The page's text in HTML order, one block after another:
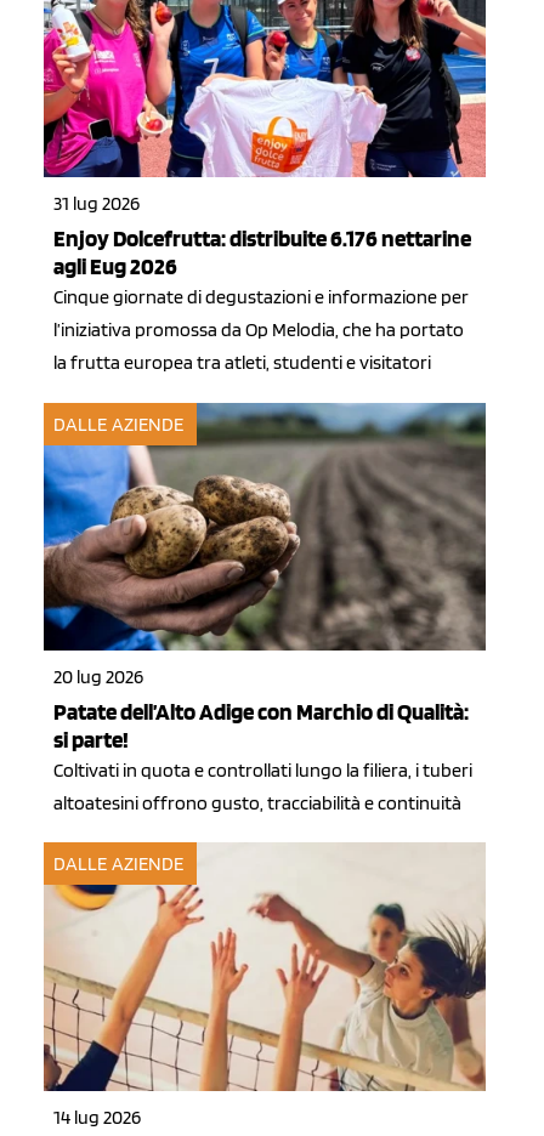
31 lug 2026
Enjoy Dolcefrutta: distribuite 6.176 nettarine
agli Eug 2026
Cinque giornate di degustazioni e informazione per
l’iniziativa promossa da Op Melodia, che ha portato
la frutta europea tra atleti, studenti e visitatori
DALLE AZIENDE
20 lug 2026
Patate dell’Alto Adige con Marchio di Qualità:
si parte!
Coltivati in quota e controllati lungo la filiera, i tuberi
altoatesini offrono gusto, tracciabilità e continuità
DALLE AZIENDE
14 lug 2026